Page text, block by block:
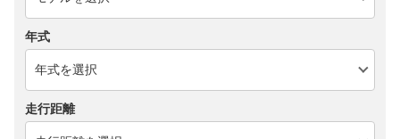
年式
走行距離